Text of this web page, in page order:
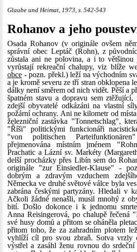
Glaube und Heimat, 1973, s. 542-543
Rohanov a jeho
Osada Rohanov (v originále ovšem
správní obec Leptáč (Rohn), z
zůstala ani ne polovina, a i to většinou
vyrůstají rekreační chalupy, viz blíže
obce - pozn. překl.) leží na východním
a je kromě severu ze tří stran obklopena
dálky není směrem od nich vidět. Pěší a
špatném stavu a dopravu sem ztěžující,
zdejší obyvatelé odkázáni na vlastní
požární ochrany. Ani ne kilometr od
železniční zastávka "Tonnetschlag",
"Říši" politickými funkcionáři
"von politischen
přejmenována místním jménem
Prachatic a Lázní sv. Markéty
delší procházky přes Libín sem do
originále "zur Einsiedler-Klause" -
dobrým a zdravým vzduchem
Německa ve druhé světové válce byla
zabrána českými partyzány. Hledali v
Ačkoli žádné nenašli, musil mnohý z
bití. Došlo dokonce i k jednomu
Anna Reisingerová, po chalupě řečená
své husy domů a přitom se oháněla
přitom toho, že za zahradním plotem
vyhlíží cíl pro svou zbraň. Sotva vrzly
výstřel a zasáhl ženu rovnou do